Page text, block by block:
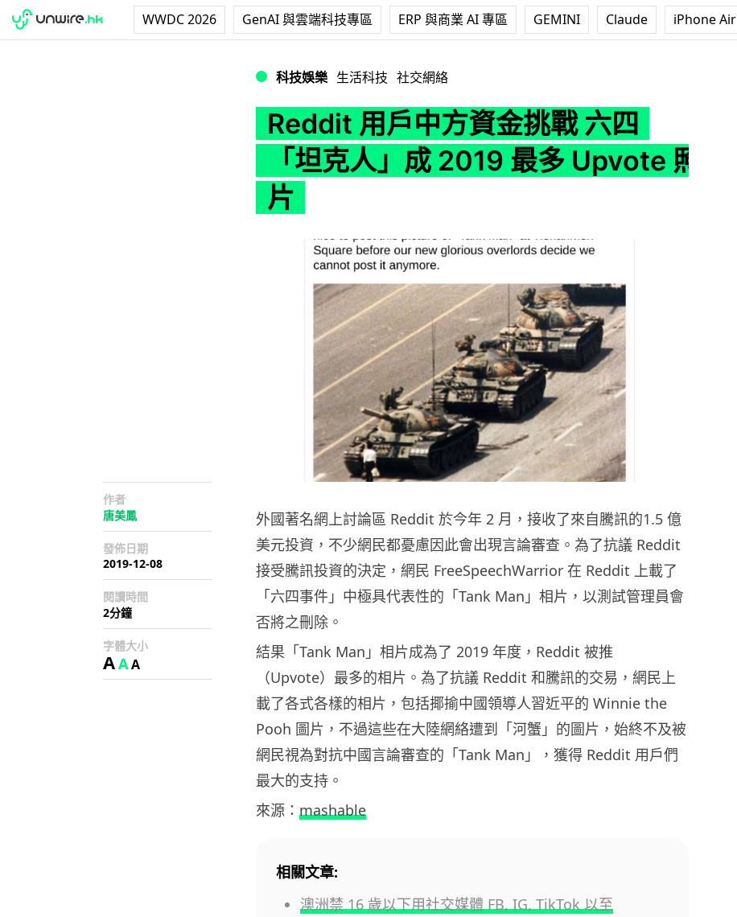
WWDC 2026 GenAI 與雲端科技專區 ERP 與商業 AI 專區 GEMINI Claude iPhone Air
科技娛樂 生活科技 社交網絡
Reddit 用戶中方資金挑戰 六四
「坦克人」成 2019 最多 Upvote 照
片
作者
唐美鳳
發佈日期
2019-12-08
閱讀時間
2分鐘
字體大小
AAA
外國著名網上討論區 Reddit 於今年 2 月，接收了來自騰訊的1.5 億
美元投資，不少網民都憂慮因此會出現言論審查。為了抗議 Reddit
接受騰訊投資的決定，網民 FreeSpeechWarrior 在 Reddit 上載了
「六四事件」中極具代表性的「Tank Man」相片，以測試管理員會
否將之刪除。
結果「Tank Man」相片成為了 2019 年度，Reddit 被推
（Upvote）最多的相片。為了抗議 Reddit 和騰訊的交易，網民上
載了各式各樣的相片，包括揶揄中國領導人習近平的 Winnie the
Pooh 圖片，不過這些在大陸網絡遭到「河蟹」的圖片，始終不及被
網民視為對抗中國言論審查的「Tank Man」，獲得 Reddit 用戶們
最大的支持。
來源： mashable
相關文章:
澳洲禁 16 歲以下用社交媒體 FB, IG, TikTok 以至